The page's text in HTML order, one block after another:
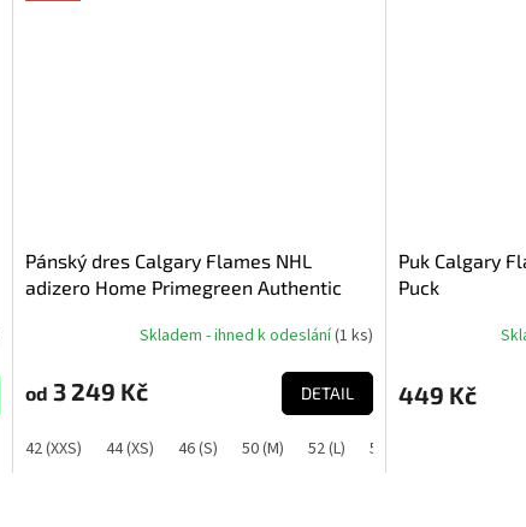
Pánský dres Calgary Flames NHL
adizero Home Primegreen Authentic
Skladem - ihned k odeslání(1 ks)
od 3 249 Kč DETAIL
42 (XXS) 44 (XS) 46 (S) 50 (M) 52 (L) 54 (XL)
Puk Calgary
Puck
449 Kč